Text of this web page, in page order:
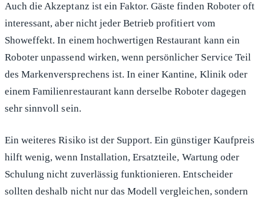
Auch die Akzeptanz ist ein Faktor. Gäste finden Roboter oft
interessant, aber nicht jeder Betrieb profitiert vom
Showeffekt. In einem hochwertigen Restaurant kann ein
Roboter unpassend wirken, wenn persönlicher Service Teil
des Markenversprechens ist. In einer Kantine, Klinik oder
einem Familienrestaurant kann derselbe Roboter dagegen
sehr sinnvoll sein.
Ein weiteres Risiko ist der Support. Ein günstiger Kaufpreis
hilft wenig, wenn Installation, Ersatzteile, Wartung oder
Schulung nicht zuverlässig funktionieren. Entscheider
sollten deshalb nicht nur das Modell vergleichen, sondern